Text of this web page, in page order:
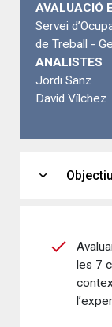
AVALUACIÓ
Servei
de Treball -
ANALISTES
Jordi Sanz
David Vílchez
expand_more
les 7